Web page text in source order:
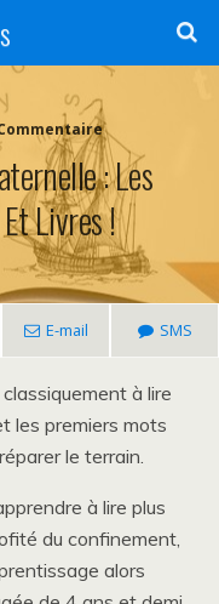
: Les
Livres !
E-mail SMS
à lire
les premiers mots
le terrain.
à lire plus
du confinement,
alors